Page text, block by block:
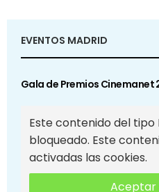
EVENTOS MADRID
Gala de Premios Cinemanet
Este contenido del tipo
bloqueado. Este
activadas las cookies.
Aceptar